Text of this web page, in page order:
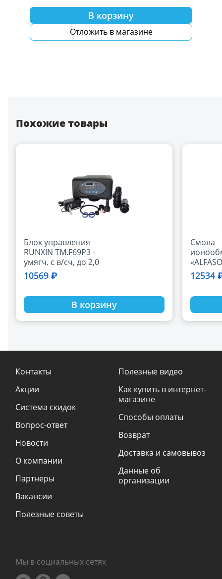
В корзину
Отложить в магазине
Похожие товары
Блок управления
RUNXIN TM.F69P3 -
умягч. с в/сч, до 2,0
м3/ч
10569 ₽
В корзину
Смола
(Токем-
20кг)
12534
Контакты
Акции
Система скидок
Вопрос-ответ
Новости
О компании
Партнеры
Вакансии
Полезные советы
Полезные видео
Как купить в интернет-
магазине
Способы оплаты
Возврат
Доставка и самовывоз
Данные об
организации
Мы в социальных сетях